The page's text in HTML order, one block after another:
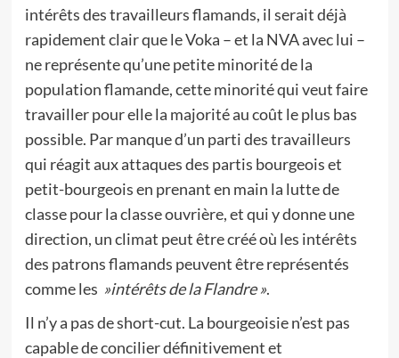
intérêts des travailleurs flamands, il serait déjà
rapidement clair que le Voka – et la NVA avec lui –
ne représente qu’une petite minorité de la
population flamande, cette minorité qui veut faire
travailler pour elle la majorité au coût le plus bas
possible. Par manque d’un parti des travailleurs
qui réagit aux attaques des partis bourgeois et
petit-bourgeois en prenant en main la lutte de
classe pour la classe ouvrière, et qui y donne une
direction, un climat peut être créé où les intérêts
des patrons flamands peuvent être représentés
comme les »intérêts de la Flandre ».
Il n’y a pas de short-cut. La bourgeoisie n’est pas
capable de concilier définitivement et